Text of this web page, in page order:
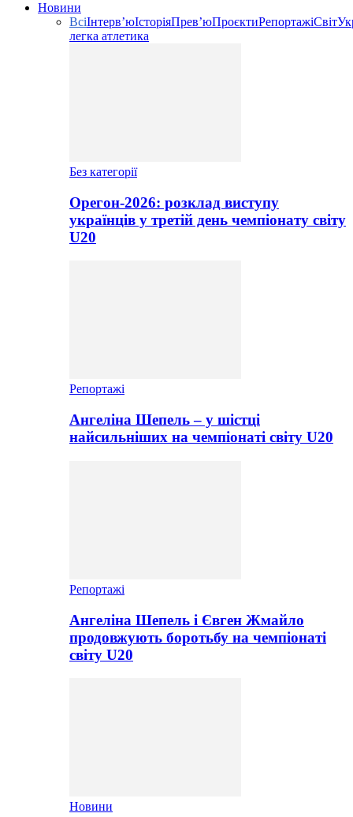
Новини
ВсіІнтерв’юІсторіяПрев’юПроєктиРепортажіСвіт
легка атлетика
Без категорії
Орегон-2026: розклад виступу
українців у третій день чемпіонату світу
U20
Репортажі
Ангеліна Шепель – у шістці
найсильніших на чемпіонаті світу U20
Репортажі
Ангеліна Шепель і Євген Жмайло
продовжують боротьбу на чемпіонаті
світу U20
Новини